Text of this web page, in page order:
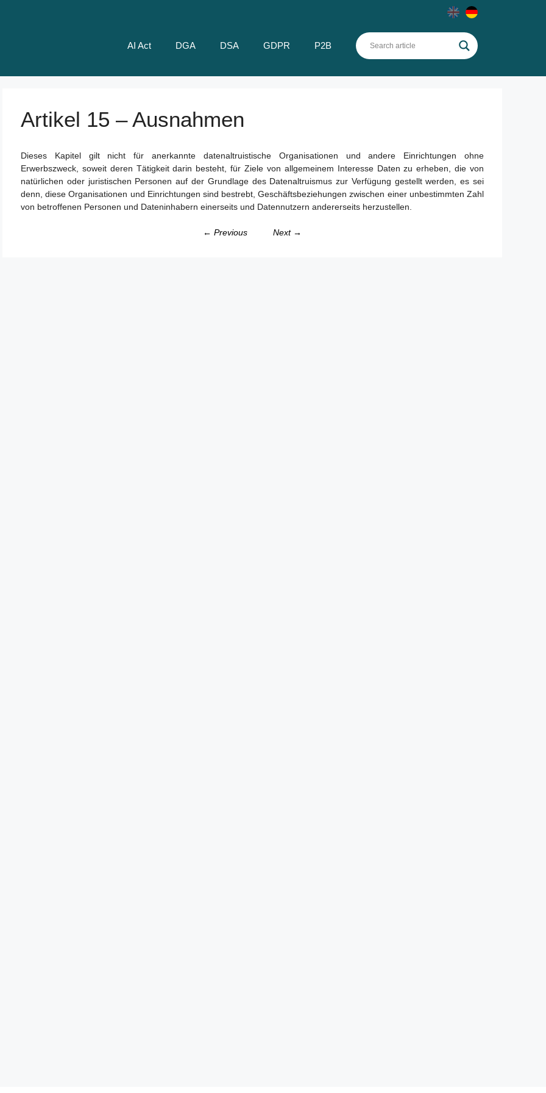
AI Act DGA DSA GDPR P2B
Artikel 15 – Ausnahmen
Dieses Kapitel gilt nicht für anerkannte datenaltruistische Organisationen und andere Einrichtungen ohne
Erwerbszweck, soweit deren Tätigkeit darin besteht, für Ziele von allgemeinem Interesse Daten zu erheben, die von
natürlichen oder juristischen Personen auf der Grundlage des Datenaltruismus zur Verfügung gestellt werden, es sei
denn, diese Organisationen und Einrichtungen sind bestrebt, Geschäftsbeziehungen zwischen einer unbestimmten Zahl
von betroffenen Personen und Dateninhabern einerseits und Datennutzern andererseits herzustellen.
← Previous Next →